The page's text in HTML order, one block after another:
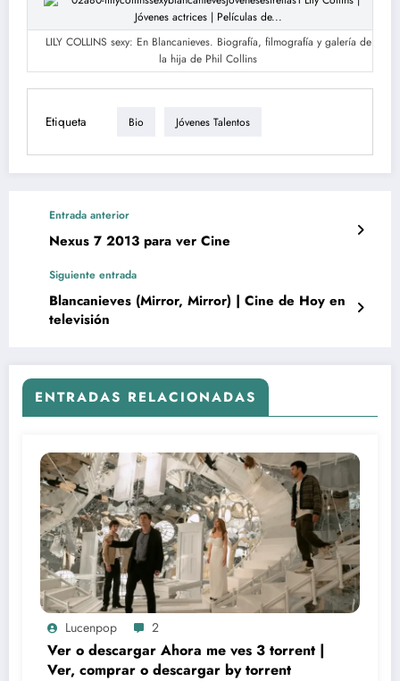
LILY COLLINS sexy: En Blancanieves. Biografía, filmografía y galería de
la hija de Phil Collins
Etiqueta Bio Jóvenes Talentos
Entrada anterior
Nexus 7 2013 para ver Cine
Siguiente entrada
Blancanieves (Mirror, Mirror) | Cine de Hoy en
televisión
ENTRADAS RELACIONADAS
Lucenpop 2
Ver o descargar Ahora me ves 3 torrent |
Ver, comprar o descargar by torrent